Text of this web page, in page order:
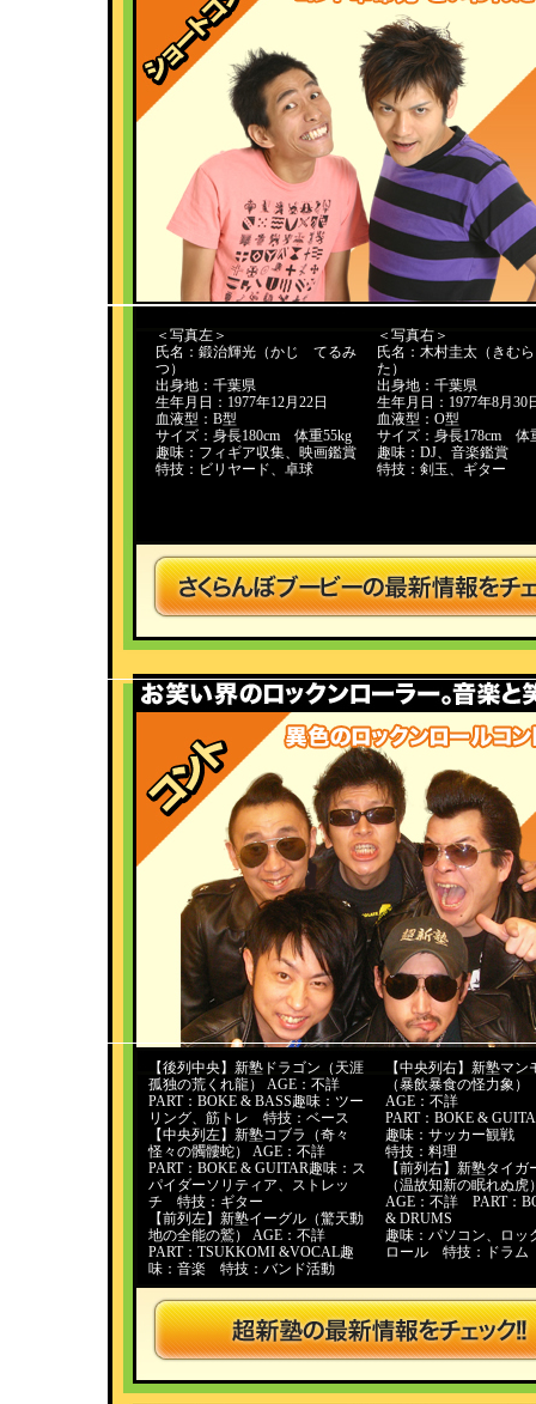
＜写真左＞
氏名：鍛治輝光（かじ てるみ
つ）
出身地：千葉県
生年月日：1977年12月22日
血液型：B型
サイズ：身長180cm 体重55kg
趣味：フィギア収集、映画鑑賞
特技：ビリヤード、卓球
＜写真右＞
氏名：木村圭太（きむ
た）
出身地：千葉県
生年月日：1977年8月30
血液型：O型
サイズ：身長178cm 体
趣味：DJ、音楽鑑賞
特技：剣玉、ギター
【後列中央】新塾ドラゴン（天涯
孤独の荒くれ龍） AGE：不詳
PART：BOKE & BASS趣味：ツー
リング、筋トレ 特技：ベース
【中央列左】新塾コブラ（奇々
怪々の髑髏蛇） AGE：不詳
PART：BOKE & GUITAR趣味：ス
パイダーソリティア、ストレッ
チ 特技：ギター
【前列左】新塾イーグル（驚天動
地の全能の鷲） AGE：不詳
PART：TSUKKOMI &VOCAL趣
味：音楽 特技：バンド活動
【中央列右】新塾マン
（暴飲暴食の怪力象）
AGE：不詳
PART：BOKE &
趣味：サッカー観戦
特技：料理
【前列右】新塾タイガ
（温故知新の眠れぬ虎
AGE：不詳 PART：
& DRUMS
趣味：パソコン、ロッ
ロール 特技：ドラム